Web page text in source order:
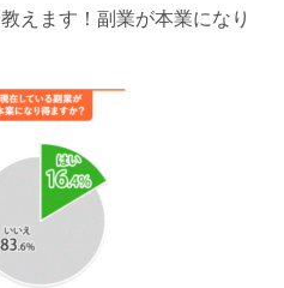
えます！副業が本業になり